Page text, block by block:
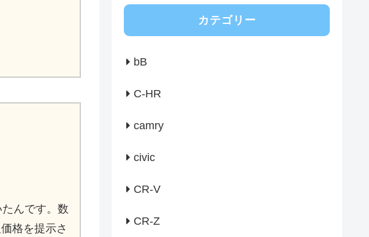
んです。数
格を提示さ
カテゴリー
bB
C-HR
camry
civic
CR-V
CR-Z